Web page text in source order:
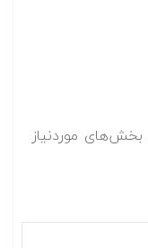
بخش‌های موردنیاز